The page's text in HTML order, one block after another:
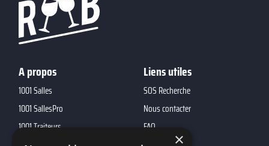
A propos
1001 Salles
1001 SallesPro
1001 Traiteurs
Liens utiles
SOS Recherche
Nous contacter
FAQ
×